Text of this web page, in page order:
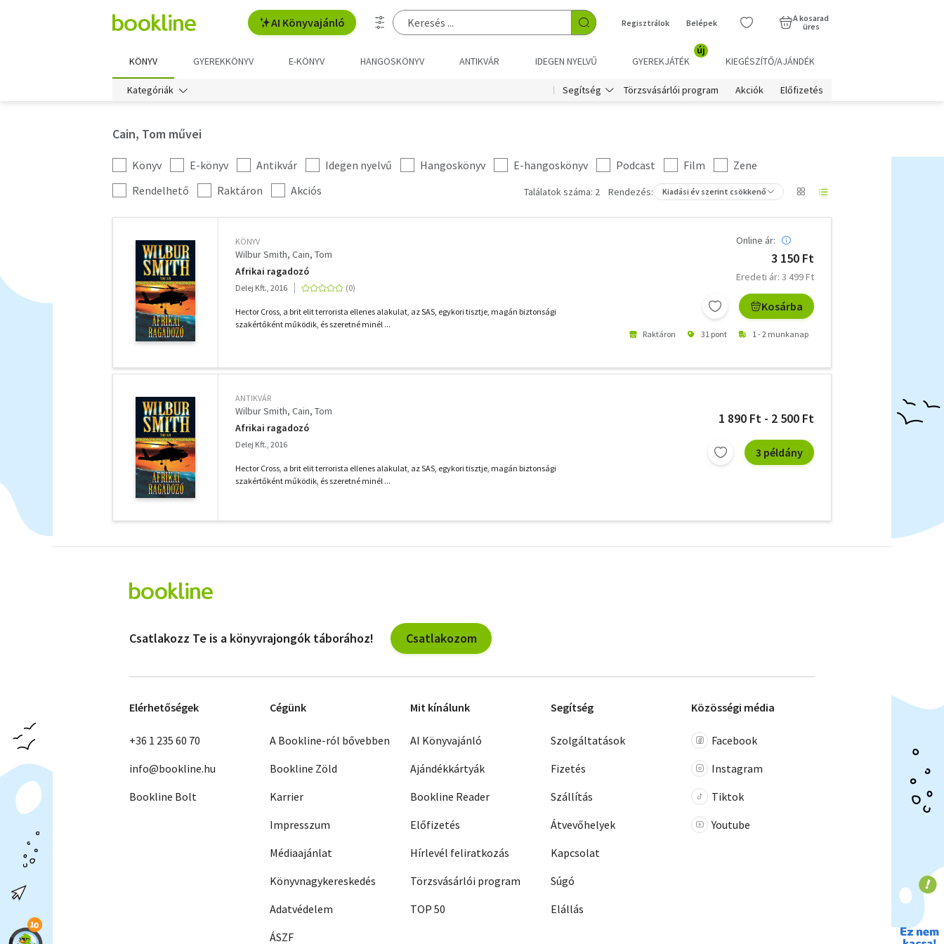
AI Könyvajánló Regisztrálok Belépek
A kosarad
üres
KÖNYV GYEREKKÖNYV E-KÖNYV HANGOSKÖNYV ANTIKVÁR IDEGEN NYELVŰ GYEREKJÁTÉK
új
KIEGÉSZÍTŐ/AJÁNDÉK
Kategóriák Segítség Törzsvásárlói program Akciók Előfizetés
Cain, Tom művei
Kategória
szűrés
Könyv E-könyv Antikvár Idegen nyelvű Hangoskönyv E-hangoskönyv Podcast Film
Zene
További
szűrők
Rendelhető Raktáron Akciós Találatok száma: 2 Rendezés: Kiadási év szerint csökkenő
KÖNYV
Wilbur Smith Cain, Tom
Afrikai ragadozó
Delej Kft., 2016
Hector Cross, a brit elit terrorista ellenes alakulat, az SAS, egykori tisztje, magán biztonsági
szakértőként működik, és szeretné minél ...
Online ár:
3 150 Ft
Eredeti ár: 3 499 Ft
Kosárba
Raktáron 31 pont 1 - 2 munkanap
ANTIKVÁR
Wilbur Smith Cain, Tom
Afrikai ragadozó
Delej Kft., 2016
Hector Cross, a brit elit terrorista ellenes alakulat, az SAS, egykori tisztje, magán biztonsági
szakértőként működik, és szeretné minél ...
1 890 Ft - 2 500 Ft
3 példány
szűrők
Csatlakozz Te is a könyvrajongók táborához! Csatlakozom
Elérhetőségek
+36 1 235 60 70
info@bookline.hu
Bookline Bolt
Cégünk
A Bookline-ról bővebben
Bookline Zöld
Karrier
Impresszum
Médiaajánlat
Könyvnagykereskedés
Adatvédelem
ÁSZF
Mit kínálunk
AI Könyvajánló
Ajándékkártyák
Bookline Reader
Előfizetés
Hírlevél feliratkozás
Törzsvásárlói program
TOP 50
Segítség
Szolgáltatások
Fizetés
Szállítás
Átvevőhelyek
Kapcsolat
Súgó
Elállás
Közösségi média
Facebook
Instagram
Tiktok
Youtube